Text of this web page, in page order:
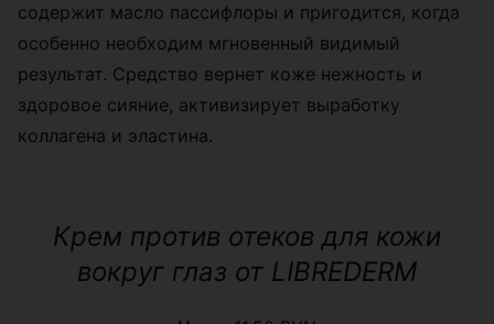
содержит масло пассифлоры и пригодится, когда
особенно необходим мгновенный видимый
результат. Средство вернет коже нежность и
здоровое сияние, активизирует выработку
коллагена и эластина.
Крем против отеков для кожи
вокруг глаз от LIBREDERM